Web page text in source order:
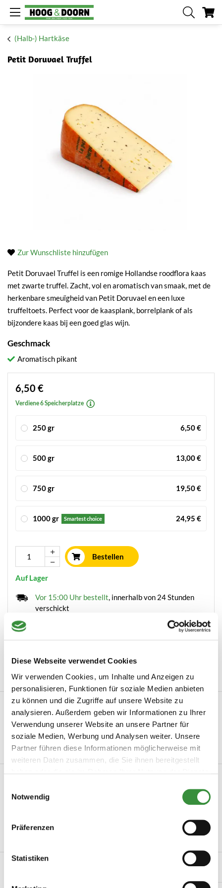
Diese Webseite verwendet Cookies
Wir verwenden Cookies, um Inhalte und Anzeigen zu
personalisieren, Funktionen für soziale Medien anbieten
zu können und die Zugriffe auf unsere Website zu
analysieren. Außerdem geben wir Informationen zu Ihrer
Verwendung unserer Website an unsere Partner für
soziale Medien, Werbung und Analysen weiter. Unsere
Partner führen diese Informationen möglicherweise mit
weiteren Daten zusammen, die Sie ihnen bereitgestellt
Notwendig
Präferenzen
Statistiken
(Halb-) Hartkäse
Petit Doruvael Truffel
Zur Wunschliste hinzufügen
Petit Doruvael Truffel is een romige Hollandse roodflora kaas
met zwarte truffel. Zacht, vol en aromatisch van smaak, met de
herkenbare smeuïgheid van Petit Doruvael en een luxe
truffeltoets. Perfect voor de kaasplank, borrelplank of als
bijzondere kaas bij een goed glas wijn.
Geschmack
Aromatisch pikant
6,50 €
Verdiene 6 Speicherplatze
250 gr 6,50 €
500 gr 13,00 €
750 gr 19,50 €
1000 gr Smartest choice 24,95 €
Bestellen
Auf Lager
Vor 15:00 Uhr bestellt, innerhalb von 24 Stunden
verschickt
Mindestbestellwert von 15 €
Beschreibung
Petit Doruvael Truffel kopen bij Hoogendoorn Kaas Petit
Doruvael Truffel is een bijzondere Hollands...
Mehr lesen
Artikelnummer